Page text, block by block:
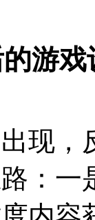
游戏
现，
：一